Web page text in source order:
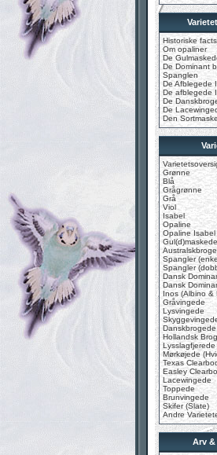
Historiske facts
Om opaliner
De
De Dominant
Spanglen
De Afblegede I
De afblegede
De
De
Den
Grønne
Blå
Grågrønne
Grå
Viol
Isabel
Opaline
Opaline Isabel
Gul(d)maskede
Spangler
Spangler
Dansk
Dansk
Inos (Albino &
Gråvingede
Lysvingede
Danskbrogede
Hollandsk
Lysslagfjerede
Mørkøjede
Texas
Easley
Lacewingede
Toppede
Brunvingede
Skifer (Slate)
Andre
Arv